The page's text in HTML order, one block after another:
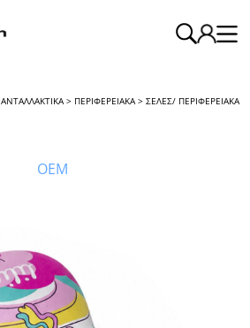
ΑΝΤΑΛΛΑΚΤΙΚΑ > ΠΕΡΙΦΕΡΕΙΑΚΑ > ΣΕΛΕΣ/ ΠΕΡΙΦΕΡΕΙΑΚΑ
OEM